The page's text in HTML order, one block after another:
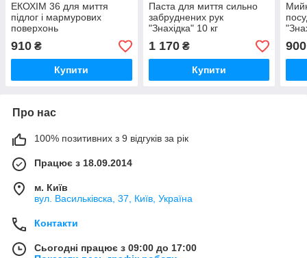
ЕКОХІМ 36 для миття
підлог і мармурових
поверхонь
910 ₴
Купити
Паста для миття сильно
забруднених рук
"Знахідка" 10 кг
1 170₴
Купити
900
Про нас
100% позитивних з 9 відгуків за рік
Працює з 18.09.2014
м. Київ
вул. Васильківска, 37, Київ, Україна
Контакти
Сьогодні працює з 09:00 до 17:00